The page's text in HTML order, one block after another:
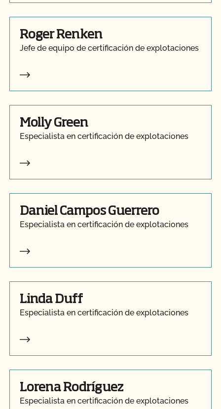
Roger Renken
Jefe de equipo de certificación de explotaciones
Molly Green
Especialista en certificación de explotaciones
Daniel Campos Guerrero
Especialista en certificación de explotaciones
Linda Duff
Especialista en certificación de explotaciones
Lorena Rodríguez
Especialista en certificación de explotaciones